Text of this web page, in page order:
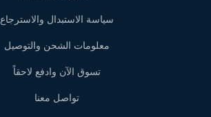
سياسة الاستبدال والاسترجاع
معلومات الشحن والتوصيل
تسوق الآن وادفع لاحقاً
تواصل معنا